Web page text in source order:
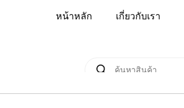
หน้าหลัก เกี่ยวกับเรา